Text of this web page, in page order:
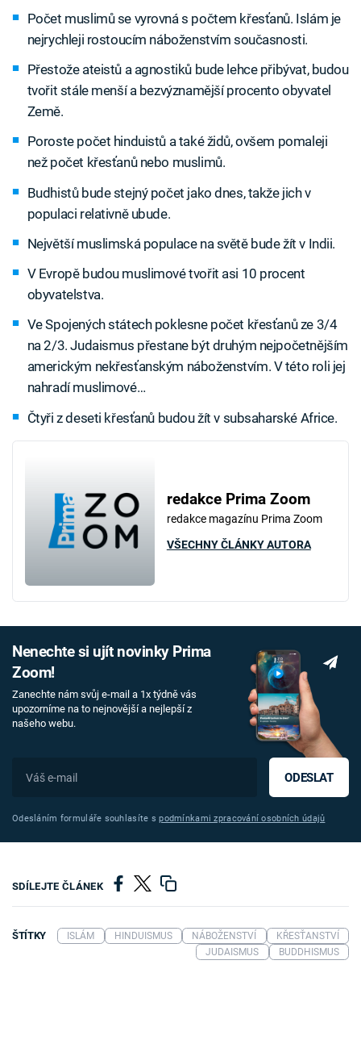
Počet muslimů se vyrovná s počtem křesťanů. Islám je
nejrychleji rostoucím náboženstvím současnosti.
Přestože ateistů a agnostiků bude lehce přibývat, budou
tvořit stále menší a bezvýznamější procento obyvatel
Země.
Poroste počet hinduistů a také židů, ovšem pomaleji
než počet křesťanů nebo muslimů.
Budhistů bude stejný počet jako dnes, takže jich v
populaci relativně ubude.
Největší muslimská populace na světě bude žít v Indii.
V Evropě budou muslimové tvořit asi 10 procent
obyvatelstva.
Ve Spojených státech poklesne počet křesťanů ze 3/4
na 2/3. Judaismus přestane být druhým nejpočetnějším
americkým nekřesťanským náboženstvím. V této roli jej
nahradí muslimové…
Čtyři z deseti křesťanů budou žít v subsaharské Africe.
redakce Prima Zoom
redakce magazínu Prima Zoom
VŠECHNY ČLÁNKY AUTORA
Nenechte si ujít novinky Prima
Zoom!
Zanechte nám svůj e-mail a 1x týdně vás
upozorníme na to nejnovější a nejlepší z
našeho webu.
ODESLAT
Odesláním formuláře souhlasíte spodmínkami zpracování osobních údajů
SDÍLEJTE ČLÁNEK
ŠTÍTKY ISLÁM HINDUISMUS NÁBOŽENSTVÍ
KŘESŤANSTVÍ
JUDAISMUS
BUDDHISMUS